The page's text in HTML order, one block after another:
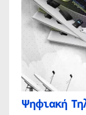
Ψηφιακή